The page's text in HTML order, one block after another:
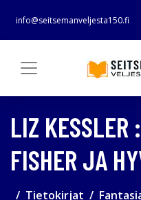
info@seitsemanveljesta150.fi
LIZ KESSLER
FISHER JA
Tietokirjat